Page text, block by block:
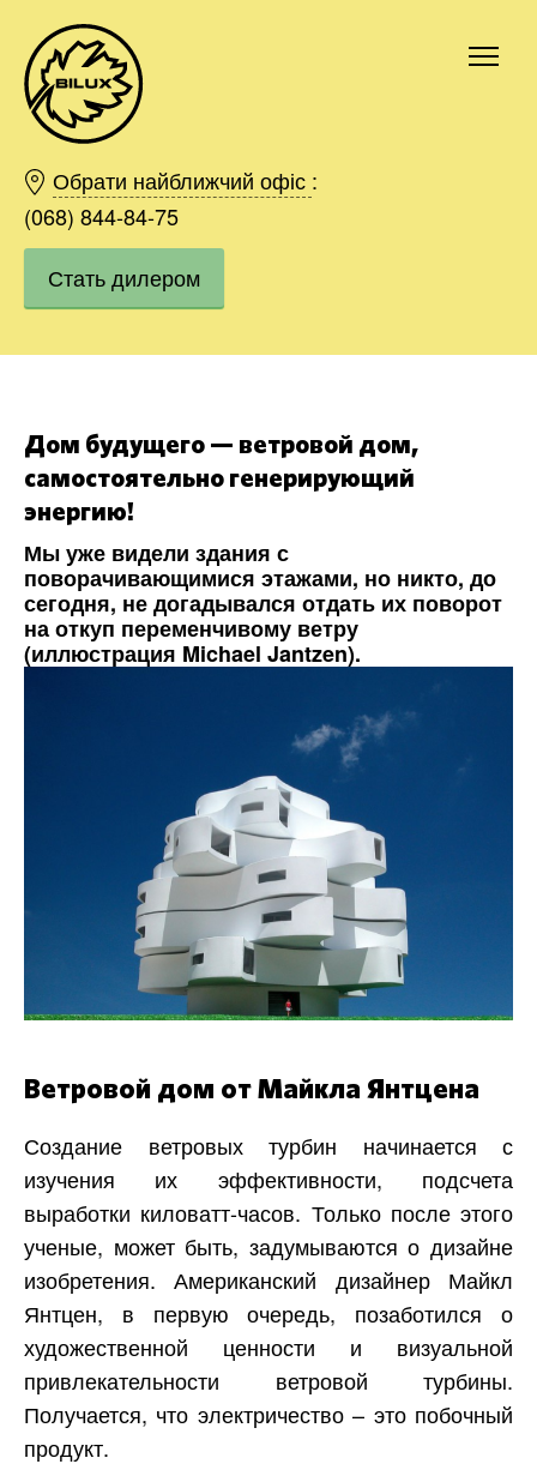
Обрати найближчий офіс :
(068) 844-84-75
Стать дилером
Дом будущего — ветровой дом,
самостоятельно генерирующий
энергию!
Мы уже видели здания с
поворачивающимися этажами, но никто, до
сегодня, не догадывался отдать их поворот
на откуп переменчивому ветру
(иллюстрация Michael Jantzen).
Ветровой дом от Майкла Янтцена
Создание ветровых турбин начинается с
изучения их эффективности, подсчета
выработки киловатт-часов. Только после этого
ученые, может быть, задумываются о дизайне
изобретения. Американский дизайнер Майкл
Янтцен, в первую очередь, позаботился о
художественной ценности и визуальной
привлекательности ветровой турбины.
Получается, что электричество – это побочный
продукт.
Киев
Харьков
Одесса
Днепр
Ивано-Франковск
Область
Заказать